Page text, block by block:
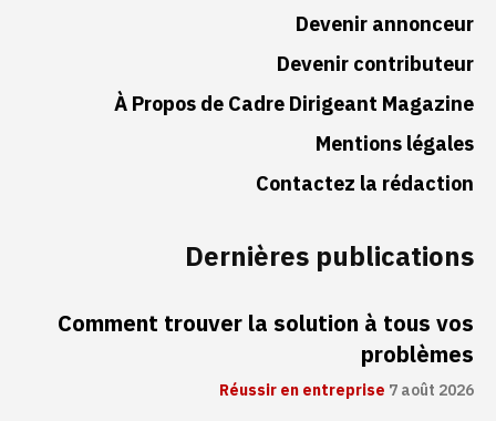
Devenir annonceur
Devenir contributeur
À Propos de Cadre Dirigeant Magazine
Mentions légales
Contactez la rédaction
Dernières publications
Comment trouver la solution à tous vos
problèmes
Réussir en entreprise 7 août 2026